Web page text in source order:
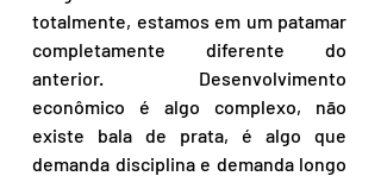
totalmente, estamos em um patamar
completamente diferente do
anterior. Desenvolvimento
econômico é algo complexo, não
existe bala de prata, é algo que
demanda disciplina e demanda longo